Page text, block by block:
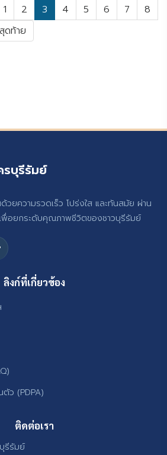
1 2 3 4 5 6 7
8
สุดท้าย
รบุรีรัมย์
วยความรวดเร็ว โปร่งใส และทันสมัย ผ่าน
พื่อยกระดับคุณภาพชีวิตของชาวบุรีรัมย์
ลิงก์ที่เกี่ยวข้อง
ตัว (PDPA)
ติดต่อเรา
รีรัมย์